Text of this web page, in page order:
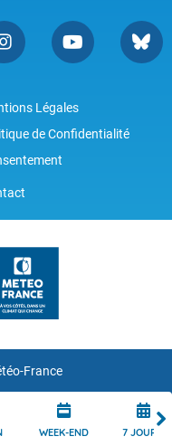
WEEK-END 7 JOURS
Légales
de Confidentialité
France